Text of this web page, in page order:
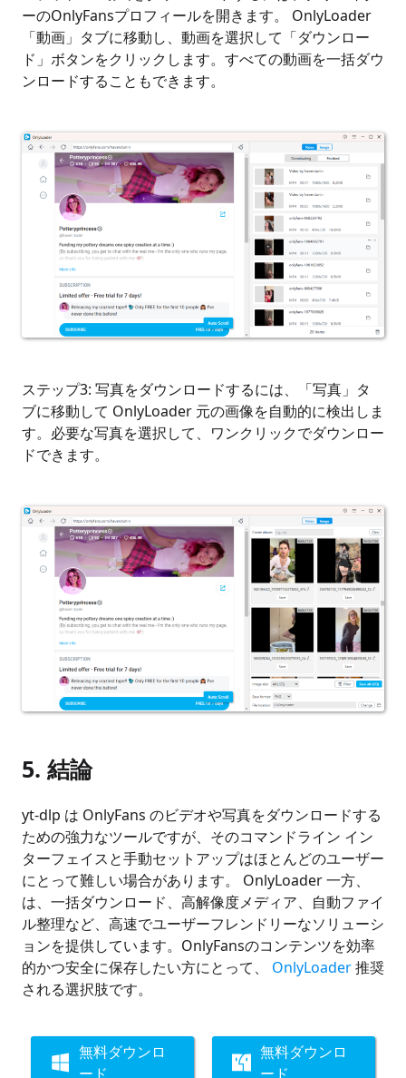
ーのOnlyFansプロフィールを開きます。 OnlyLoader
「動画」タブに移動し、動画を選択して「ダウンロー
ド」ボタンをクリックします。すべての動画を一括ダウ
ンロードすることもできます。
ステップ3: 写真をダウンロードするには、「写真」タ
ブに移動して OnlyLoader 元の画像を自動的に検出しま
す。必要な写真を選択して、ワンクリックでダウンロー
ドできます。
5. 結論
yt-dlp は OnlyFans のビデオや写真をダウンロードする
ための強力なツールですが、そのコマンドライン イン
ターフェイスと手動セットアップはほとんどのユーザー
にとって難しい場合があります。 OnlyLoader 一方、
は、一括ダウンロード、高解像度メディア、自動ファイ
ル整理など、高速でユーザーフレンドリーなソリューシ
ョンを提供しています。OnlyFansのコンテンツを効率
的かつ安全に保存したい方にとって、 OnlyLoader推奨
される選択肢です。
無料ダウンロ
ード
無料ダウンロ
ード